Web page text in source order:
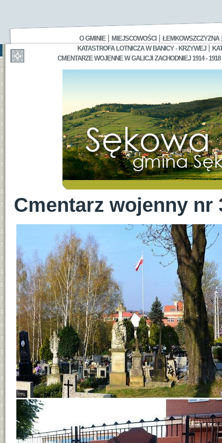
O GMINIE MIEJSCOWOŚCI ŁEMKOWSZCZYZNA
KATASTROFA LOTNICZA W BANICY - KRZYWEJ|
CMENTARZE WOJENNE W GALICJI ZACHODNIEJ 1914 - 1918
Cmentarz wojenny nr